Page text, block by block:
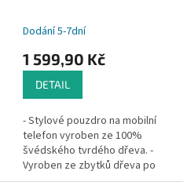
Dodání 5-7dní
1 599,90 Kč
DETAIL
- Stylové pouzdro na mobilní
telefon vyroben ze 100%
švédského tvrdého dřeva. -
Vyroben ze zbytků dřeva po
pracích lesního hospodářství.🌿